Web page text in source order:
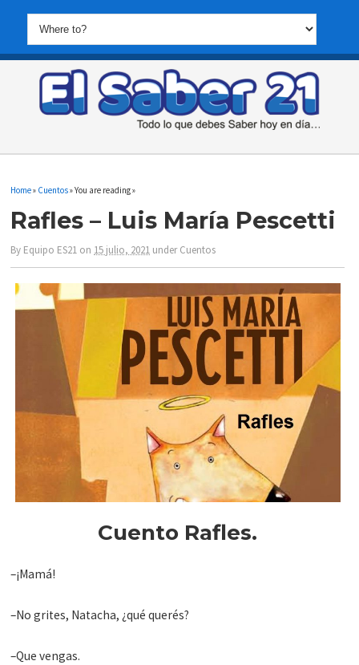
Home» Cuentos» You are reading »
Rafles – Luis María Pescetti
By Equipo ES21 on 15 julio, 2021 underCuentos
Cuento Rafles.
–¡Mamá!
–No grites, Natacha, ¿qué querés?
–Que vengas.